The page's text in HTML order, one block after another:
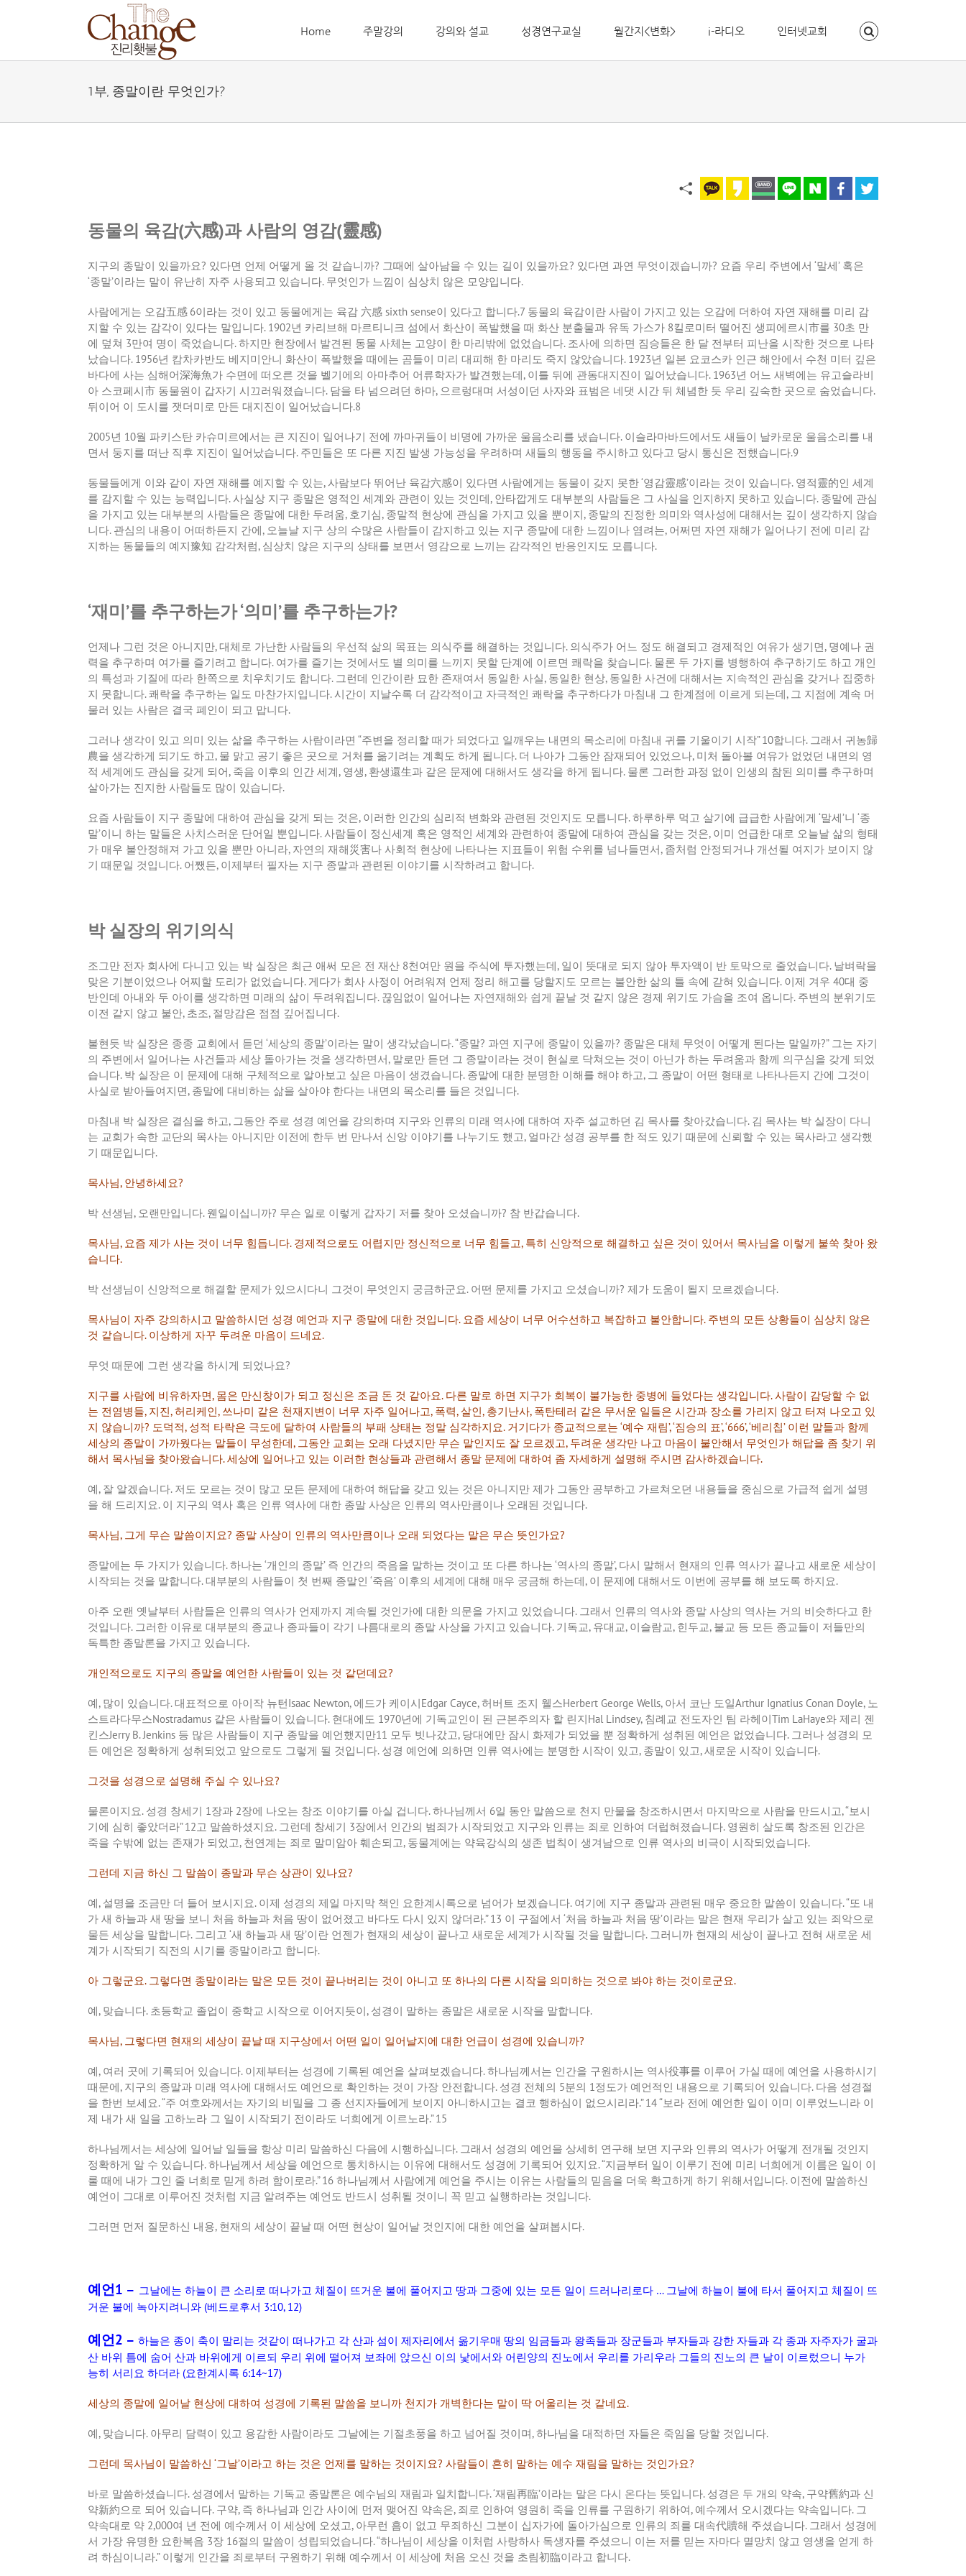
Home 주말강의 강의와 설교 성경연구교실 월간지<변화> i-라디오 인터넷교회
1부, 종말이란 무엇인가?
동물의 육감(六感)과 사람의 영감(靈感)
지구의 종말이 있을까요? 있다면 언제 어떻게 올 것 같습니까? 그때에 살아남을 수 있는 길이 있을까요? 있다면 과연 무엇이겠습니까? 요즘 우리 주변에서 ‘말세’ 혹은
‘종말’이라는 말이 유난히 자주 사용되고 있습니다. 무엇인가 느낌이 심상치 않은 모양입니다.
사람에게는 오감五感 6이라는 것이 있고 동물에게는 육감 六感 sixth sense이 있다고 합니다.7 동물의 육감이란 사람이 가지고 있는 오감에 더하여 자연 재해를 미리 감
지할 수 있는 감각이 있다는 말입니다. 1902년 카리브해 마르티니크 섬에서 화산이 폭발했을 때 화산 분출물과 유독 가스가 8킬로미터 떨어진 생피에르시市를 30초 만
에 덮쳐 3만여 명이 죽었습니다.하지만 현장에서 발견된 동물 사체는 고양이 한 마리밖에 없었습니다. 조사에 의하면 짐승들은 한 달 전부터 피난을 시작한 것으로 나타
났습니다. 1956년 캄차카반도 베지미안니 화산이 폭발했을 때에는 곰들이 미리 대피해 한 마리도 죽지 않았습니다. 1923년 일본 요코스카 인근 해안에서 수천 미터 깊은
바다에 사는 심해어深海魚가 수면에 떠오른 것을 벨기에의 아마추어 어류학자가 발견했는데, 이틀 뒤에 관동대지진이 일어났습니다. 1963년 어느 새벽에는 유고슬라비
아 스코페시市 동물원이 갑자기 시끄러워졌습니다. 담을 타 넘으려던 하마, 으르렁대며 서성이던 사자와 표범은 네댓 시간 뒤 체념한 듯 우리 깊숙한 곳으로 숨었습니다.
뒤이어 이 도시를 잿더미로 만든 대지진이 일어났습니다.8
2005년 10월 파키스탄 카슈미르에서는 큰 지진이 일어나기 전에 까마귀들이 비명에 가까운 울음소리를 냈습니다. 이슬라마바드에서도 새들이 날카로운 울음소리를 내
면서 둥지를 떠난 직후 지진이 일어났습니다. 주민들은 또 다른 지진 발생 가능성을 우려하며 새들의 행동을 주시하고 있다고 당시 통신은 전했습니다.9
동물들에게 이와 같이 자연 재해를 예지할 수 있는,사람보다 뛰어난 육감六感이 있다면 사람에게는 동물이 갖지 못한‘영감靈感’이라는 것이 있습니다. 영적靈的인 세계
를 감지할 수 있는 능력입니다.사실상 지구 종말은 영적인 세계와 관련이 있는 것인데, 안타깝게도 대부분의 사람들은 그 사실을 인지하지 못하고 있습니다. 종말에 관심
을 가지고 있는 대부분의 사람들은 종말에 대한 두려움, 호기심, 종말적 현상에 관심을 가지고 있을 뿐이지, 종말의 진정한 의미와 역사성에 대해서는 깊이 생각하지 않습
니다. 관심의 내용이 어떠하든지 간에, 오늘날 지구 상의 수많은 사람들이 감지하고 있는 지구 종말에 대한 느낌이나 염려는, 어쩌면 자연 재해가 일어나기 전에 미리 감
지하는 동물들의 예지豫知 감각처럼, 심상치 않은 지구의 상태를 보면서 영감으로 느끼는 감각적인 반응인지도 모릅니다.
‘재미’를 추구하는가 ‘의미’를 추구하는가?
언제나 그런 것은 아니지만,대체로 가난한 사람들의 우선적 삶의 목표는 의식주를 해결하는 것입니다. 의식주가 어느 정도 해결되고 경제적인 여유가 생기면, 명예나 권
력을 추구하며 여가를 즐기려고 합니다. 여가를 즐기는 것에서도 별 의미를 느끼지 못할 단계에 이르면 쾌락을 찾습니다. 물론 두 가지를 병행하여 추구하기도 하고 개인
의 특성과 기질에 따라 한쪽으로 치우치기도 합니다. 그런데 인간이란 묘한 존재여서 동일한 사실, 동일한 현상, 동일한 사건에 대해서는 지속적인 관심을 갖거나 집중하
지 못합니다.쾌락을 추구하는 일도 마찬가지입니다.시간이 지날수록 더 감각적이고 자극적인 쾌락을 추구하다가 마침내 그 한계점에 이르게 되는데, 그 지점에 계속 머
물러 있는 사람은 결국 폐인이 되고 맙니다.
그러나 생각이 있고 의미 있는 삶을 추구하는 사람이라면 “주변을 정리할 때가 되었다고 일깨우는 내면의 목소리에 마침내 귀를 기울이기 시작” 10합니다. 그래서 귀농歸
農을 생각하게 되기도 하고, 물 맑고 공기 좋은 곳으로 거처를 옮기려는 계획도 하게 됩니다. 더 나아가 그동안 잠재되어 있었으나, 미처 돌아볼 여유가 없었던 내면의 영
적 세계에도 관심을 갖게 되어, 죽음 이후의 인간 세계, 영생, 환생還生과 같은 문제에 대해서도 생각을 하게 됩니다. 물론 그러한 과정 없이 인생의 참된 의미를 추구하며
살아가는 진지한 사람들도 많이 있습니다.
요즘 사람들이 지구 종말에 대하여 관심을 갖게 되는 것은, 이러한 인간의 심리적 변화와 관련된 것인지도 모릅니다.하루하루 먹고 살기에 급급한 사람에게 ‘말세’니 ‘종
말’이니 하는 말들은 사치스러운 단어일 뿐입니다.사람들이 정신세계 혹은 영적인 세계와 관련하여 종말에 대하여 관심을 갖는 것은, 이미 언급한 대로 오늘날 삶의 형태
가 매우 불안정해져 가고 있을 뿐만 아니라, 자연의 재해災害나 사회적 현상에 나타나는 지표들이 위험 수위를 넘나들면서, 좀처럼 안정되거나 개선될 여지가 보이지 않
기 때문일 것입니다. 어쨌든, 이제부터 필자는 지구 종말과 관련된 이야기를 시작하려고 합니다.
박 실장의 위기의식
조그만 전자 회사에 다니고 있는 박 실장은 최근 애써 모은 전 재산 8천여만 원을 주식에 투자했는데, 일이 뜻대로 되지 않아 투자액이 반 토막으로 줄었습니다. 날벼락을
맞은 기분이었으나 어찌할 도리가 없었습니다. 게다가 회사 사정이 어려워져 언제 정리 해고를 당할지도 모르는 불안한 삶의 틀 속에 갇혀 있습니다. 이제 겨우 40대 중
반인데 아내와 두 아이를 생각하면 미래의 삶이 두려워집니다. 끊임없이 일어나는 자연재해와 쉽게 끝날 것 같지 않은 경제 위기도 가슴을 조여 옵니다. 주변의 분위기도
이전 같지 않고 불안, 초조, 절망감은 점점 깊어집니다.
불현듯 박 실장은 종종 교회에서 듣던 ‘세상의 종말’이라는 말이 생각났습니다. “종말? 과연 지구에 종말이 있을까? 종말은 대체 무엇이 어떻게 된다는 말일까?” 그는 자기
의 주변에서 일어나는 사건들과 세상 돌아가는 것을 생각하면서, 말로만 듣던 그 종말이라는 것이 현실로 닥쳐오는 것이 아닌가 하는 두려움과 함께 의구심을 갖게 되었
습니다. 박 실장은 이 문제에 대해 구체적으로 알아보고 싶은 마음이 생겼습니다. 종말에 대한 분명한 이해를 해야 하고, 그 종말이 어떤 형태로 나타나든지 간에 그것이
사실로 받아들여지면, 종말에 대비하는 삶을 살아야 한다는 내면의 목소리를 들은 것입니다.
마침내 박 실장은 결심을 하고, 그동안 주로 성경 예언을 강의하며 지구와 인류의 미래 역사에 대하여 자주 설교하던 김 목사를 찾아갔습니다. 김 목사는 박 실장이 다니
는 교회가 속한 교단의 목사는 아니지만 이전에 한두 번 만나서 신앙 이야기를 나누기도 했고, 얼마간 성경 공부를 한 적도 있기 때문에 신뢰할 수 있는 목사라고 생각했
기 때문입니다.
목사님, 안녕하세요?
박 선생님, 오랜만입니다. 웬일이십니까? 무슨 일로 이렇게 갑자기 저를 찾아 오셨습니까? 참 반갑습니다.
목사님, 요즘 제가 사는 것이 너무 힘듭니다. 경제적으로도 어렵지만 정신적으로 너무 힘들고, 특히 신앙적으로 해결하고 싶은 것이 있어서 목사님을 이렇게 불쑥 찾아 왔
습니다.
박 선생님이 신앙적으로 해결할 문제가 있으시다니 그것이 무엇인지 궁금하군요. 어떤 문제를 가지고 오셨습니까? 제가 도움이 될지 모르겠습니다.
목사님이 자주 강의하시고 말씀하시던 성경 예언과 지구 종말에 대한 것입니다. 요즘 세상이 너무 어수선하고 복잡하고 불안합니다. 주변의 모든 상황들이 심상치 않은
것 같습니다. 이상하게 자꾸 두려운 마음이 드네요.
무엇 때문에 그런 생각을 하시게 되었나요?
지구를 사람에 비유하자면, 몸은 만신창이가 되고 정신은 조금 돈 것 같아요. 다른 말로 하면 지구가 회복이 불가능한 중병에 들었다는 생각입니다.사람이 감당할 수 없
는 전염병들, 지진,허리케인, 쓰나미 같은 천재지변이 너무 자주 일어나고, 폭력,살인, 총기난사, 폭탄테러 같은 무서운 일들은 시간과 장소를 가리지 않고 터져 나오고 있
지 않습니까? 도덕적, 성적 타락은 극도에 달하여 사람들의 부패 상태는 정말 심각하지요. 거기다가 종교적으로는 ‘예수 재림’, ‘짐승의 표’, ‘666’, ‘베리칩’ 이런 말들과 함께
세상의 종말이 가까웠다는 말들이 무성한데, 그동안 교회는 오래 다녔지만 무슨 말인지도 잘 모르겠고, 두려운 생각만 나고 마음이 불안해서 무엇인가 해답을 좀 찾기 위
해서 목사님을 찾아왔습니다.세상에 일어나고 있는 이러한 현상들과 관련해서 종말 문제에 대하여 좀 자세하게 설명해 주시면 감사하겠습니다.
예, 잘 알겠습니다. 저도 모르는 것이 많고 모든 문제에 대하여 해답을 갖고 있는 것은 아니지만 제가 그동안 공부하고 가르쳐오던 내용들을 중심으로 가급적 쉽게 설명
을 해 드리지요. 이 지구의 역사 혹은 인류 역사에 대한 종말 사상은 인류의 역사만큼이나 오래된 것입니다.
목사님, 그게 무슨 말씀이지요? 종말 사상이 인류의 역사만큼이나 오래 되었다는 말은 무슨 뜻인가요?
종말에는 두 가지가 있습니다.하나는 ‘개인의 종말’ 즉 인간의 죽음을 말하는 것이고 또 다른 하나는 ‘역사의 종말’, 다시 말해서 현재의 인류 역사가 끝나고 새로운 세상이
시작되는 것을 말합니다.대부분의 사람들이 첫 번째 종말인 ‘죽음’ 이후의 세계에 대해 매우 궁금해 하는데, 이 문제에 대해서도 이번에 공부를 해 보도록 하지요.
아주 오랜 옛날부터 사람들은 인류의 역사가 언제까지 계속될 것인가에 대한 의문을 가지고 있었습니다. 그래서 인류의 역사와 종말 사상의 역사는 거의 비슷하다고 한
것입니다. 그러한 이유로 대부분의 종교나 종파들이 각기 나름대로의 종말 사상을 가지고 있습니다. 기독교, 유대교, 이슬람교, 힌두교, 불교 등 모든 종교들이 저들만의
독특한 종말론을 가지고 있습니다.
개인적으로도 지구의 종말을 예언한 사람들이 있는 것 같던데요?
예, 많이 있습니다.대표적으로 아이작 뉴턴Isaac Newton, 에드가 케이시Edgar Cayce,허버트 조지 웰스Herbert George Wells, 아서 코난 도일Arthur Ignatius Conan Doyle, 노
스트라다무스Nostradamus 같은 사람들이 있습니다. 현대에도 1970년에 기독교인이 된 근본주의자 할 린지Hal Lindsey, 침례교 전도자인 팀 라헤이Tim LaHaye와 제리 젠
킨스Jerry B. Jenkins 등 많은 사람들이 지구 종말을 예언했지만11 모두 빗나갔고, 당대에만 잠시 화제가 되었을 뿐 정확하게 성취된 예언은 없었습니다. 그러나 성경의 모
든 예언은 정확하게 성취되었고 앞으로도 그렇게 될 것입니다. 성경 예언에 의하면 인류 역사에는 분명한 시작이 있고, 종말이 있고,새로운 시작이 있습니다.
그것을 성경으로 설명해 주실 수 있나요?
물론이지요. 성경 창세기 1장과 2장에 나오는 창조 이야기를 아실 겁니다.하나님께서 6일 동안 말씀으로 천지 만물을 창조하시면서 마지막으로 사람을 만드시고, “보시
기에 심히 좋았더라” 12고 말씀하셨지요. 그런데 창세기 3장에서 인간의 범죄가 시작되었고 지구와 인류는 죄로 인하여 더럽혀졌습니다. 영원히 살도록 창조된 인간은
죽을 수밖에 없는 존재가 되었고, 천연계는 죄로 말미암아 훼손되고, 동물계에는 약육강식의 생존 법칙이 생겨남으로 인류 역사의 비극이 시작되었습니다.
그런데 지금 하신 그 말씀이 종말과 무슨 상관이 있나요?
예, 설명을 조금만 더 들어 보시지요. 이제 성경의 제일 마지막 책인 요한계시록으로 넘어가 보겠습니다. 여기에 지구 종말과 관련된 매우 중요한 말씀이 있습니다. “또 내
가 새 하늘과 새 땅을 보니 처음 하늘과 처음 땅이 없어졌고 바다도 다시 있지 않더라.” 13 이 구절에서 ‘처음 하늘과 처음 땅’이라는 말은 현재 우리가 살고 있는 죄악으로
물든 세상을 말합니다. 그리고 ‘새 하늘과 새 땅’이란 언젠가 현재의 세상이 끝나고 새로운 세계가 시작될 것을 말합니다. 그러니까 현재의 세상이 끝나고 전혀 새로운 세
계가 시작되기 직전의 시기를 종말이라고 합니다.
아 그렇군요. 그렇다면 종말이라는 말은 모든 것이 끝나버리는 것이 아니고 또 하나의 다른 시작을 의미하는 것으로 봐야 하는 것이로군요.
예, 맞습니다. 초등학교 졸업이 중학교 시작으로 이어지듯이, 성경이 말하는 종말은 새로운 시작을 말합니다.
목사님, 그렇다면 현재의 세상이 끝날 때 지구상에서 어떤 일이 일어날지에 대한 언급이 성경에 있습니까?
예, 여러 곳에 기록되어 있습니다. 이제부터는 성경에 기록된 예언을 살펴보겠습니다.하나님께서는 인간을 구원하시는 역사役事를 이루어 가실 때에 예언을 사용하시기
때문에, 지구의 종말과 미래 역사에 대해서도 예언으로 확인하는 것이 가장 안전합니다. 성경 전체의 5분의 1정도가 예언적인 내용으로 기록되어 있습니다. 다음 성경절
을 한번 보세요. “주 여호와께서는 자기의 비밀을 그 종 선지자들에게 보이지 아니하시고는 결코 행하심이 없으시리라.” 14 “보라 전에 예언한 일이 이미 이루었느니라 이
제 내가 새 일을 고하노라 그 일이 시작되기 전이라도 너희에게 이르노라.” 15
하나님께서는 세상에 일어날 일들을 항상 미리 말씀하신 다음에 시행하십니다. 그래서 성경의 예언을 상세히 연구해 보면 지구와 인류의 역사가 어떻게 전개될 것인지
정확하게 알 수 있습니다.하나님께서 세상을 예언으로 통치하시는 이유에 대해서도 성경에 기록되어 있지요. “지금부터 일이 이루기 전에 미리 너희에게 이름은 일이 이
룰 때에 내가 그인 줄 너희로 믿게 하려 함이로라.” 16 하나님께서 사람에게 예언을 주시는 이유는 사람들의 믿음을 더욱 확고하게 하기 위해서입니다. 이전에 말씀하신
예언이 그대로 이루어진 것처럼 지금 알려주는 예언도 반드시 성취될 것이니 꼭 믿고 실행하라는 것입니다.
그러면 먼저 질문하신 내용, 현재의 세상이 끝날 때 어떤 현상이 일어날 것인지에 대한 예언을 살펴봅시다.
예언1 – 그날에는 하늘이 큰 소리로 떠나가고 체질이 뜨거운 불에 풀어지고 땅과 그중에 있는 모든 일이 드러나리로다 … 그날에 하늘이 불에 타서 풀어지고 체질이 뜨
거운 불에 녹아지려니와 (베드로후서 3:10, 12)
예언2 – 하늘은 종이 축이 말리는 것같이 떠나가고 각 산과 섬이 제자리에서 옮기우매 땅의 임금들과 왕족들과 장군들과 부자들과 강한 자들과 각 종과 자주자가 굴과
산 바위 틈에 숨어 산과 바위에게 이르되 우리 위에 떨어져 보좌에 앉으신 이의 낯에서와 어린양의 진노에서 우리를 가리우라 그들의 진노의 큰 날이 이르렀으니 누가
능히 서리요 하더라 (요한계시록 6:14~17)
세상의 종말에 일어날 현상에 대하여 성경에 기록된 말씀을 보니까 천지가 개벽한다는 말이 딱 어울리는 것 같네요.
예, 맞습니다. 아무리 담력이 있고 용감한 사람이라도 그날에는 기절초풍을 하고 넘어질 것이며,하나님을 대적하던 자들은 죽임을 당할 것입니다.
그런데 목사님이 말씀하신 ‘그날’이라고 하는 것은 언제를 말하는 것이지요? 사람들이 흔히 말하는 예수 재림을 말하는 것인가요?
바로 말씀하셨습니다. 성경에서 말하는 기독교 종말론은 예수님의 재림과 일치합니다. ‘재림再臨’이라는 말은 다시 온다는 뜻입니다. 성경은 두 개의 약속, 구약舊約과 신
약新約으로 되어 있습니다. 구약, 즉 하나님과 인간 사이에 먼저 맺어진 약속은, 죄로 인하여 영원히 죽을 인류를 구원하기 위하여, 예수께서 오시겠다는 약속입니다. 그
약속대로 약 2,000여 년 전에 예수께서 이 세상에 오셨고, 아무런 흠이 없고 무죄하신 그분이 십자가에 돌아가심으로 인류의 죄를 대속代贖해 주셨습니다. 그래서 성경에
서 가장 유명한 요한복음 3장 16절의 말씀이 성립되었습니다. “하나님이 세상을 이처럼 사랑하사 독생자를 주셨으니 이는 저를 믿는 자마다 멸망치 않고 영생을 얻게 하
려 하심이니라.” 이렇게 인간을 죄로부터 구원하기 위해 예수께서 이 세상에 처음 오신 것을 초림初臨이라고 합니다.